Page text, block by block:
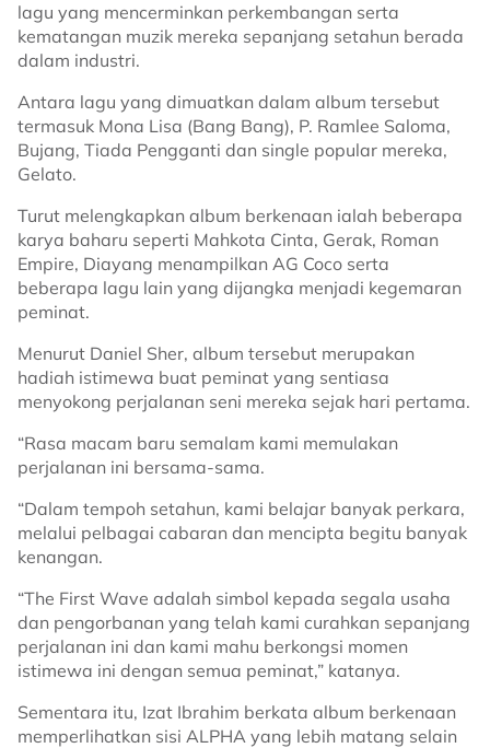
lagu yang mencerminkan perkembangan serta
kematangan muzik mereka sepanjang setahun berada
dalam industri.
Antara lagu yang dimuatkan dalam album tersebut
termasuk Mona Lisa (Bang Bang), P. Ramlee Saloma,
Bujang, Tiada Pengganti dan single popular mereka,
Gelato.
Turut melengkapkan album berkenaan ialah beberapa
karya baharu seperti Mahkota Cinta, Gerak, Roman
Empire, Diayang menampilkan AG Coco serta
beberapa lagu lain yang dijangka menjadi kegemaran
peminat.
Menurut Daniel Sher, album tersebut merupakan
hadiah istimewa buat peminat yang sentiasa
menyokong perjalanan seni mereka sejak hari pertama.
“Rasa macam baru semalam kami memulakan
perjalanan ini bersama-sama.
“Dalam tempoh setahun, kami belajar banyak perkara,
melalui pelbagai cabaran dan mencipta begitu banyak
kenangan.
“The First Wave adalah simbol kepada segala usaha
dan pengorbanan yang telah kami curahkan sepanjang
perjalanan ini dan kami mahu berkongsi momen
istimewa ini dengan semua peminat,” katanya.
Sementara itu, Izat Ibrahim berkata album berkenaan
memperlihatkan sisi ALPHA yang lebih matang selain